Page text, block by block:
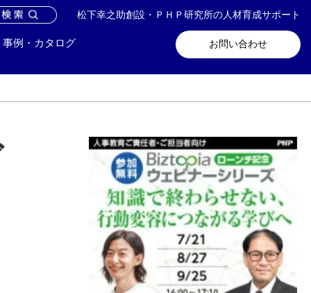
松下幸之助創設・ＰＨＰ研究所の人材育成サポート
お問い合わせ
事例・カタログ
い合わせ メールマガジン登録